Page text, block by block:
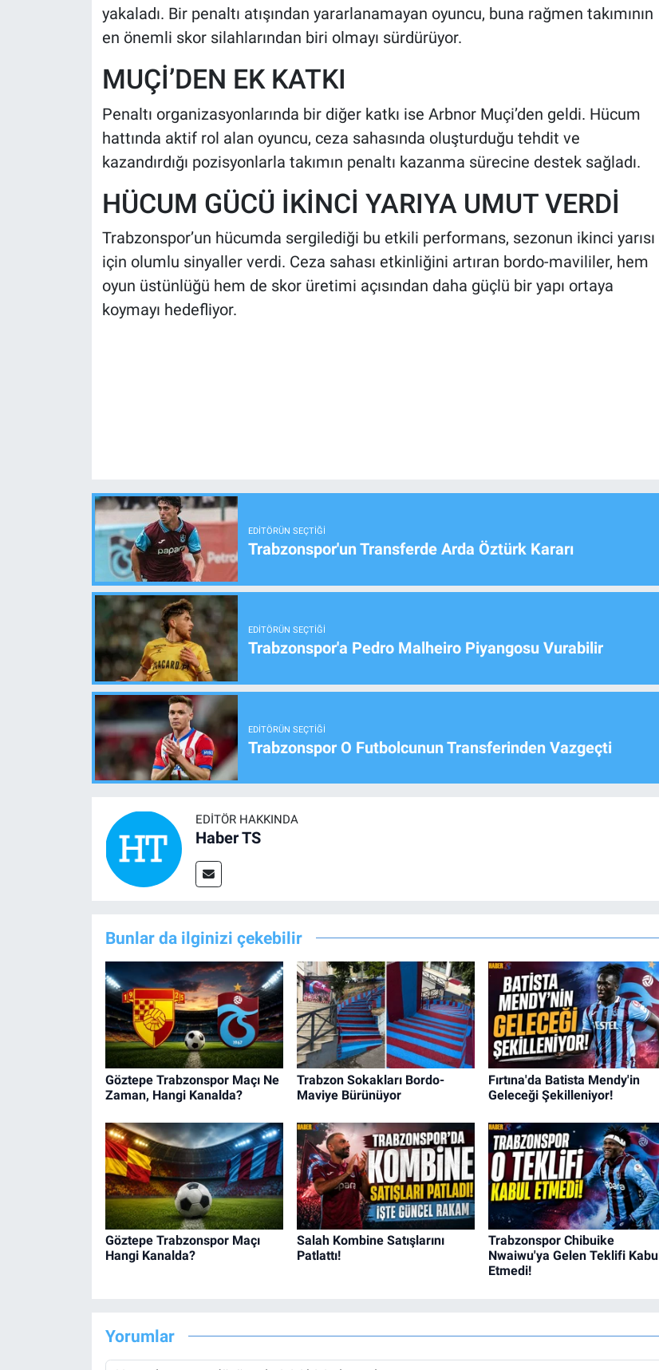
yakaladı. Bir penaltı atışından yararlanamayan oyuncu, buna rağmen takımının
en önemli skor silahlarından biri olmayı sürdürüyor.
MUÇİ’DEN EK KATKI
Penaltı organizasyonlarında bir diğer katkı ise Arbnor Muçi’den geldi. Hücum
hattında aktif rol alan oyuncu, ceza sahasında oluşturduğu tehdit ve
kazandırdığı pozisyonlarla takımın penaltı kazanma sürecine destek sağladı.
HÜCUM GÜCÜ İKİNCİ YARIYA UMUT VERDİ
Trabzonspor’un hücumda sergilediği bu etkili performans, sezonun ikinci yarısı
için olumlu sinyaller verdi. Ceza sahası etkinliğini artıran bordo-mavililer, hem
oyun üstünlüğü hem de skor üretimi açısından daha güçlü bir yapı ortaya
koymayı hedefliyor.
EDITÖRÜN SEÇTIĞI
Trabzonspor'un Transferde Arda Öztürk Kararı
EDITÖRÜN SEÇTIĞI
Trabzonspor'a Pedro Malheiro Piyangosu Vurabilir
EDITÖRÜN SEÇTIĞI
Trabzonspor O Futbolcunun Transferinden Vazgeçti
EDITÖR HAKKINDA
Haber TS
Bunlar da ilginizi çekebilir
Göztepe Trabzonspor Maçı Ne
Zaman, Hangi Kanalda?
Trabzon Sokakları Bordo-
Maviye Bürünüyor
Fırtına'da Batista Mendy'in
Geleceği Şekilleniyor!
Göztepe Trabzonspor Maçı
Hangi Kanalda?
Salah Kombine Satışlarını
Patlattı!
Trabzonspor Chibuike
Nwaiwu'ya Gelen Teklifi Kabul
Etmedi!
Yorumlar